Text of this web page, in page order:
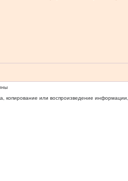
копирование или воспроизведение